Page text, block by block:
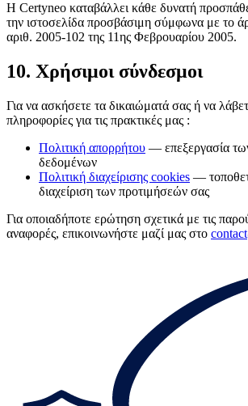
Η Certyneo καταβάλλει κάθε δυνατή
την ιστοσελίδα προσβάσιμη σύμφωνα με το
αριθ. 2005-102 της 11ης Φεβρουαρίου 2005.
10. Χρήσιμοι σύνδεσμοι
Για να ασκήσετε τα δικαιώματά σας ή να
πληροφορίες για τις πρακτικές μας :
Πολιτική απορρήτου — επεξεργασία
δεδομένων
Πολιτική διαχείρισης cookies —
διαχείριση των προτιμήσεών σας
Για οποιαδήποτε ερώτηση σχετικά με τις
αναφορές, επικοινωνήστε μαζί μας στο